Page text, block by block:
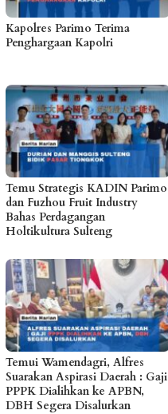
Kapolres Parimo Terima
Penghargaan Kapolri
Temu Strategis KADIN Parimo
dan Fuzhou Fruit Industry
Bahas Perdagangan
Holtikultura Sulteng
Temui Wamendagri, Alfres
Suarakan Aspirasi Daerah : Gaji
PPPK Dialihkan ke APBN,
DBH Segera Disalurkan